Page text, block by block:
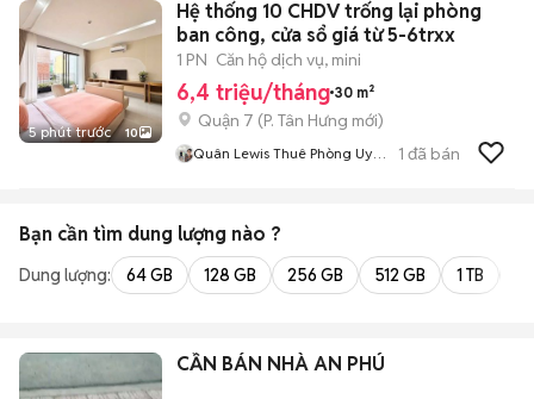
5 phút trước 10
Hệ thống 10 CHDV trống lại phòng
ban công, cửa sổ giá từ 5-6trxx
1 PN Căn hộ dịch vụ, mini
6,4 triệu/tháng 30 m²
Quận 7 (P. Tân Hưng mới)
Quân Lewis Thuê Phòng Uy
1 đã bán
Bạn cần tìm dung lượng nào ?
Dung lượng: 64 GB 128 GB 256 GB 512 GB 1 TB
CẦN BÁN NHÀ AN PHÚ